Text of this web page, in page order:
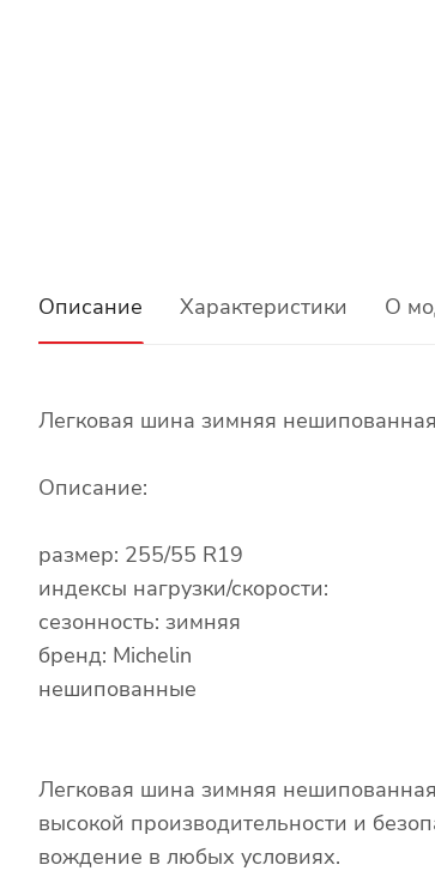
Описание Характеристики О
Легковая шина зимняя
Описание:
размер: 255/55 R19
индексы нагрузки/скорости:
сезонность: зимняя
бренд: Michelin
нешипованные
Легковая шина зимняя
высокой производительности и
вождение в любых условиях.